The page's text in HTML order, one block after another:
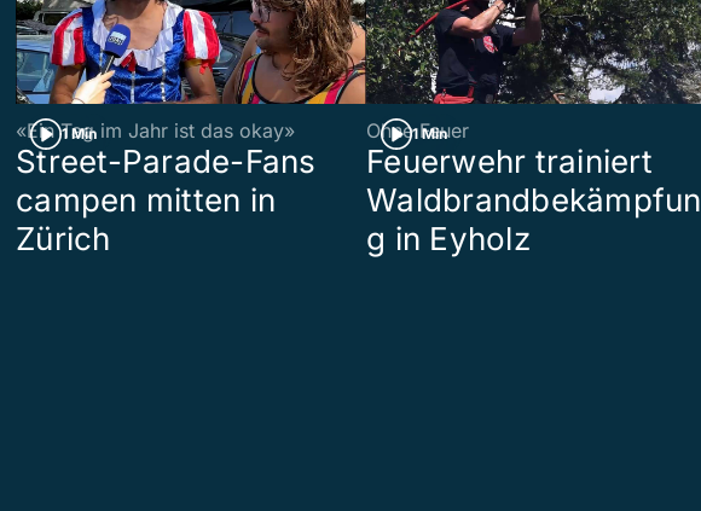
1 Min
«Ein Tag im Jahr ist das okay»
Street-Parade-Fans
campen mitten in
Zürich
1 Min
Ohne Feuer
Feuerwehr trainiert
Waldbrandbekämpfun
g in Eyholz